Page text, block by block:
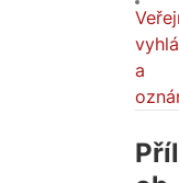
a
Příl